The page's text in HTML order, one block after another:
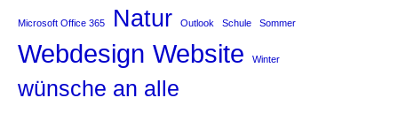
Microsoft Office 365 Natur Outlook Schule Sommer
Webdesign Website Winter
wünsche an alle